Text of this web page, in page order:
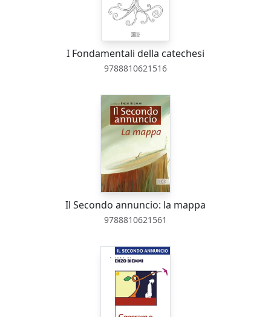
I Fondamentali della catechesi
9788810621516
Il Secondo annuncio: la mappa
9788810621561